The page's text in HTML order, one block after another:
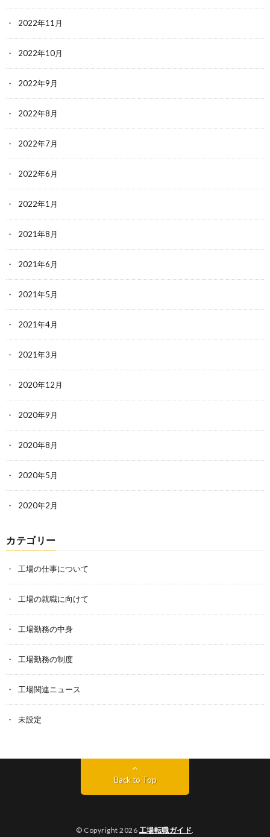
2022年11月
2022年10月
2022年9月
2022年8月
2022年7月
2022年6月
2022年1月
2021年8月
2021年6月
2021年5月
2021年4月
2021年3月
2020年12月
2020年9月
2020年8月
2020年5月
2020年2月
カテゴリー
工場の仕事について
工場の就職に向けて
工場勤務の中身
工場勤務の制度
工場関連ニュース
未設定
Back to Top
© Copyright 2026 工場転職ガイド.